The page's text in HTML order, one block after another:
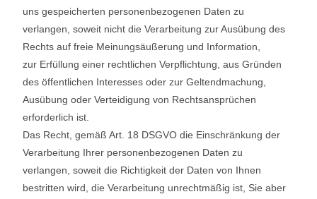
uns gespeicherten personenbezogenen Daten zu
verlangen, soweit nicht die Verarbeitung zur Ausübung des
Rechts auf freie Meinungsäußerung und Information,
zur Erfüllung einer rechtlichen Verpflichtung, aus Gründen
des öffentlichen Interesses oder zur Geltendmachung,
Ausübung oder Verteidigung von Rechtsansprüchen
erforderlich ist.
Das Recht, gemäß Art. 18 DSGVO die Einschränkung der
Verarbeitung Ihrer personenbezogenen Daten zu
verlangen, soweit die Richtigkeit der Daten von Ihnen
bestritten wird, die Verarbeitung unrechtmäßig ist, Sie aber